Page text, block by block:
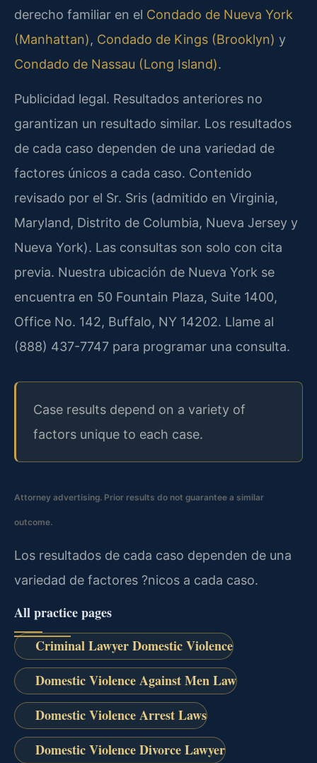
derecho familiar en el Condado de Nueva York
(Manhattan), Condado de Kings (Brooklyn) y
Condado de Nassau (Long Island).
Publicidad legal. Resultados anteriores no
garantizan un resultado similar. Los resultados
de cada caso dependen de una variedad de
factores únicos a cada caso. Contenido
revisado por el Sr. Sris (admitido en Virginia,
Maryland, Distrito de Columbia, Nueva Jersey y
Nueva York). Las consultas son solo con cita
previa. Nuestra ubicación de Nueva York se
encuentra en 50 Fountain Plaza, Suite 1400,
Office No. 142, Buffalo, NY 14202. Llame al
(888) 437-7747 para programar una consulta.
Case results depend on a variety of
factors unique to each case.
Attorney advertising. Prior results do not guarantee a similar
outcome.
Los resultados de cada caso dependen de una
variedad de factores ?nicos a cada caso.
All practice pages
Criminal Lawyer Domestic Violence
Domestic Violence Against Men Law
Domestic Violence Arrest Laws
Domestic Violence Divorce Lawyer